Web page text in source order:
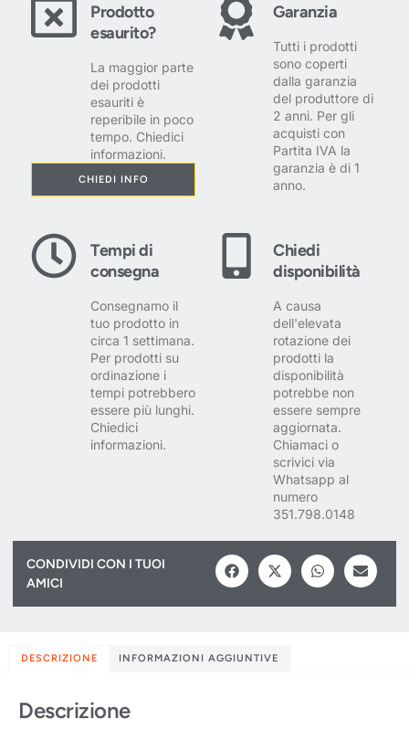
Prodotto
esaurito?
La maggior parte
dei prodotti
esauriti è
reperibile in poco
tempo. Chiedici
informazioni.
CHIEDI INFO
Garanzia
Tutti i prodotti
sono coperti
dalla garanzia
del produttore di
2 anni. Per gli
acquisti con
Partita IVA la
garanzia è di 1
anno.
Tempi di
consegna
Consegnamo il
tuo prodotto in
circa 1 settimana.
Per prodotti su
ordinazione i
tempi potrebbero
essere più lunghi.
Chiedici
informazioni.
Chiedi
disponibilità
A causa
dell'elevata
rotazione dei
prodotti la
disponibilità
potrebbe non
essere sempre
aggiornata.
Chiamaci o
scrivici via
Whatsapp al
numero
351.798.0148
CONDIVIDI CON I TUOI
AMICI
DESCRIZIONE INFORMAZIONI AGGIUNTIVE
Descrizione